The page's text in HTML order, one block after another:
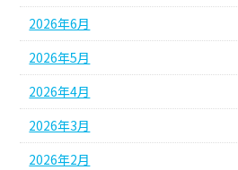
2026年6月
2026年5月
2026年4月
2026年3月
2026年2月